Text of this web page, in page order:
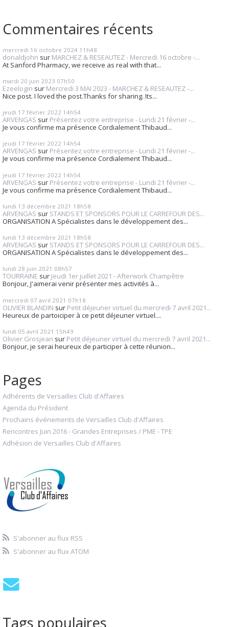
Commentaires récents
mercredi 16 octobre 2024 11h48
donaldjohn sur MARCHEZ & RESEAUTEZ - Mercredi 16 octobre -...
At Sanford Pharmacy, we receive as real with that...
mardi 20 juin 2023 07h50
Ezeelogin sur Mercredi 3 MAI 2023 - MARCHEZ & RESEAUTEZ -...
Nice post. I loved the post.Thanks for sharing. Its...
jeudi 17 février 2022 14h54
ARVENGAS sur Présentez votre entreprise - Lundi 21 février -...
Je vous confirme ma présence Cordialement Thibaud...
jeudi 17 février 2022 14h54
ARVENGAS sur Présentez votre entreprise - Lundi 21 février -...
Je vous confirme ma présence Cordialement Thibaud...
jeudi 17 février 2022 14h54
ARVENGAS sur Présentez votre entreprise - Lundi 21 février -...
Je vous confirme ma présence Cordialement Thibaud...
lundi 13 décembre 2021 18h58
ARVENGAS sur STANDS ET SPONSORS POUR LE CARREFOUR DES...
ORGANISATION A Spécialistes dans le développement des...
lundi 13 décembre 2021 18h58
ARVENGAS sur STANDS ET SPONSORS POUR LE CARREFOUR DES...
ORGANISATION A Spécialistes dans le développement des...
lundi 28 juin 2021 08h57
TOURRAINE sur Jeudi 1er juillet 2021 - Afterwork Champêtre
Bonjour, J'aimerai venir présenter mes activités à...
mercredi 07 avril 2021 07h18
OLIVIER BLANDIN sur Petit déjeuner virtuel du mercredi 7 avril 2021...
Heureux de partoiciper à ce petit déjeuner virtuel....
lundi 05 avril 2021 15h49
Olivier Grosjean sur Petit déjeuner virtuel du mercredi 7 avril 2021...
Bonjour, je serai heureux de participer à cette réunion...
Pages
Adhérents de Versailles Club d'Affaires
Agenda du Président
Prochains événements de Versailles Club d'Affaires
Rencontres Juin 2016 - Grandes Entreprises / PME - TPE
Adhésion de Versailles Club d'Affaires
S'abonner au flux RSS
S'abonner au flux ATOM
Tags populaires